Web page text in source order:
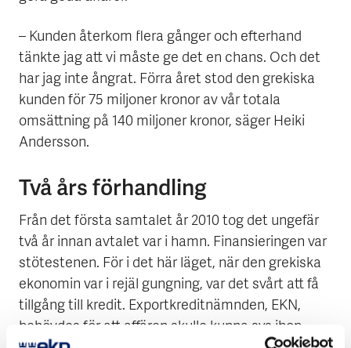
– Kunden återkom flera gånger och efterhand
tänkte jag att vi måste ge det en chans. Och det
har jag inte ångrat. Förra året stod den grekiska
kunden för 75 miljoner kronor av vår totala
omsättning på 140 miljoner kronor, säger Heiki
Andersson.
Två års förhandling
Från det första samtalet år 2010 tog det ungefär
två år innan avtalet var i hamn. Finansieringen var
stötestenen. För i det här läget, när den grekiska
ekonomin var i rejäl gungning, var det svårt att få
tillgång till kredit. Exportkreditnämnden, EKN,
behövdes för att affären skulle kunna sys ihop.